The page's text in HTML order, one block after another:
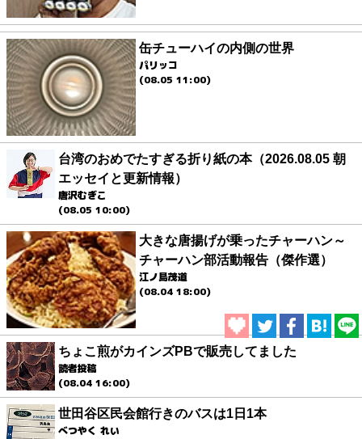
缶チューハイの内側の世界
パリッコ
(08.05 11:00)
台湾のおめでたすぎる折り紙の本（2026.08.05 朝
エッセイと更新情報）
唐沢むぎこ
(08.05 10:00)
大きな唐揚げが乗ったチャーハン～
チャーハン部活動報告（傑作選）
江ノ島茂道
(08.04 18:00)
ちょこ煎がカインズPBで販売してました
読者投稿
(08.04 16:00)
世田谷区民会館行きのバスは1日1本
べつやく れい